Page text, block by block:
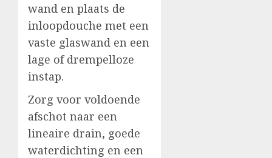
wand en plaats de
inloopdouche met een
vaste glaswand en een
lage of drempelloze
instap.
Zorg voor voldoende
afschot naar een
lineaire drain, goede
waterdichting en een